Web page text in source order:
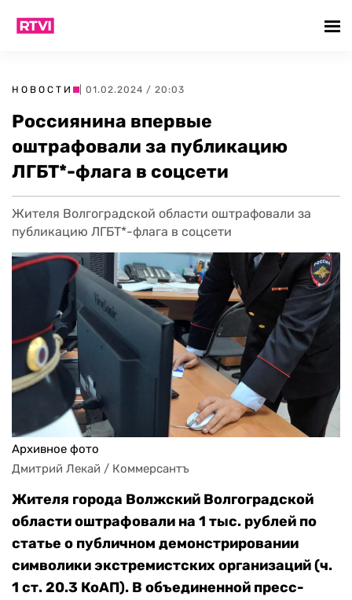
НОВОСТИ | 01.02.2024 / 20:03
Россиянина впервые
оштрафовали за публикацию
ЛГБТ*-флага в соцсети
Жителя Волгоградской области оштрафовали за
публикацию ЛГБТ*-флага в соцсети
Архивное фото
Дмитрий Лекай / Коммерсантъ
Жителя города Волжский Волгоградской
области оштрафовали на 1 тыс. рублей по
статье о публичном демонстрировании
символики экстремистских организаций (ч.
1 ст. 20.3 КоАП). В объединенной пресс-